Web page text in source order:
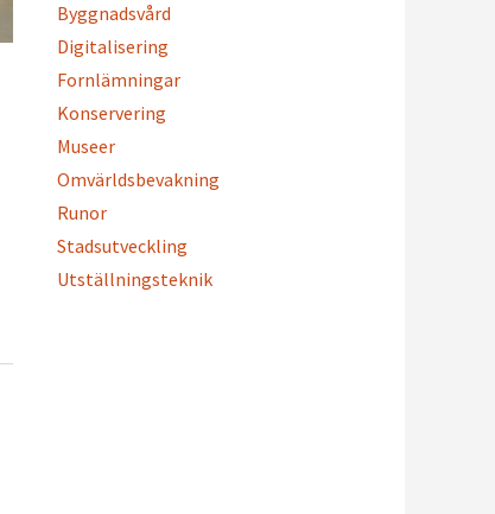
Byggnadsvård
Digitalisering
Fornlämningar
Konservering
Museer
Omvärldsbevakning
Runor
Stadsutveckling
Utställningsteknik